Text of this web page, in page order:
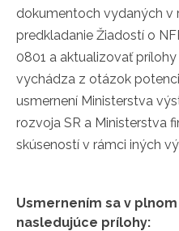
dokumentoch vydaných v
predkladanie Žiadostí o
0801 a aktualizovať
vychádza z otázok
usmernení Ministerstva
rozvoja SR a Ministerstva
skúseností v rámci iných
Usmernením sa v
nasledujúce prílohy: